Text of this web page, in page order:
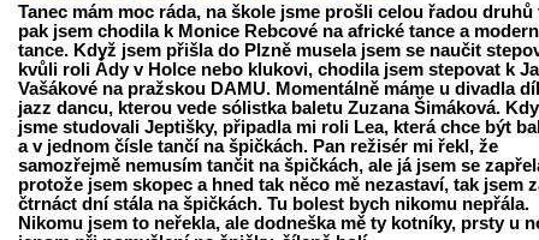
Tanec mám moc ráda, na škole jsme prošli celou řadou druhů
pak jsem chodila k Monice Rebcové na africké tance a
tance. Když jsem přišla do Plzně musela jsem se naučit
kvůli roli Ády v Holce nebo klukovi, chodila jsem stepovat k
Vašákové na pražskou DAMU. Momentálně máme u divadla
jazz dancu, kterou vede sólistka baletu Zuzana Šimáková.
jsme studovali Jeptišky, připadla mi roli Lea, která chce být
a v jednom čísle tančí na špičkách. Pan režisér mi řekl, že
samozřejmě nemusím tančit na špičkách, ale já jsem se
protože jsem skopec a hned tak něco mě nezastaví, tak jsem
čtrnáct dní stála na špičkách. Tu bolest bych nikomu nepřála.
Nikomu jsem to neřekla, ale dodneška mě ty kotníky, prsty u